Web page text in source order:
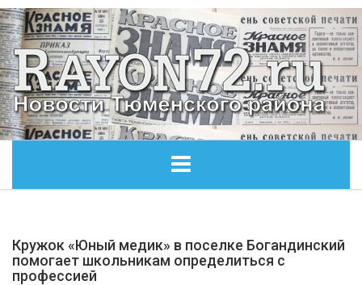
ОБЩЕСТВО
Кружок «Юный медик» в поселке Богандинский
помогает школьникам определиться с
профессией